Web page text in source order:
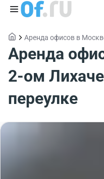
Аренда офисов в
Аренда
2-ом
переулке